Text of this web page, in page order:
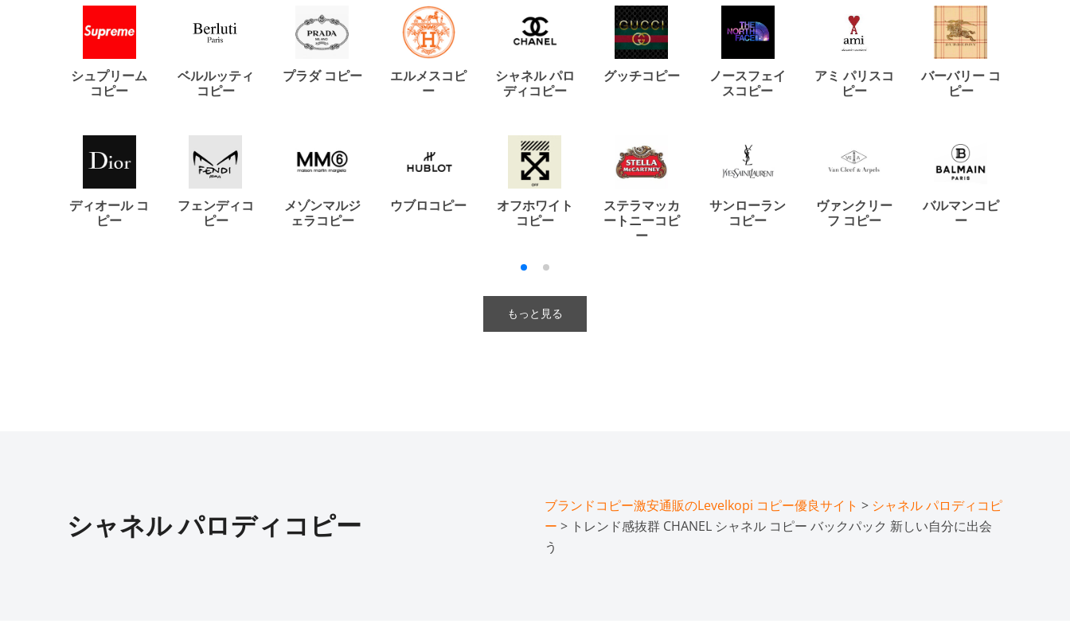
シュプリーム
コピー
ベルルッティ
コピー
プラダ コピー
エルメスコピ
ー
シャネル パロ
ディコピー
グッチコピー
ノースフェイ
スコピー
アミ パリスコ
ピー
バーバリー コ
ピー
ディオール コ
ピー
フェンディコ
ピー
メゾンマルジ
ェラコピー
ウブロコピー
オフホワイト
コピー
ステラマッカ
ートニーコピ
ー
サンローラン
コピー
ヴァンクリー
フ コピー
バルマンコピ
ー
もっと見る
シャネル パロディコピー
ブランドコピー激安通販のLevelkopi コピー優良サイト > シャネル パロディコピ
ー > トレンド感抜群 CHANEL シャネル コピー バックパック 新しい自分に出会
う